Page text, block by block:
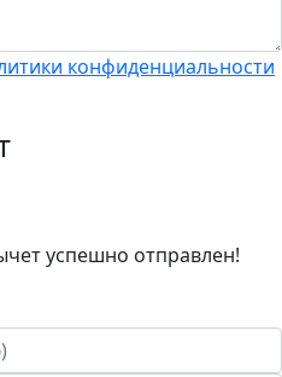
конфиденциальности
успешно отправлен!